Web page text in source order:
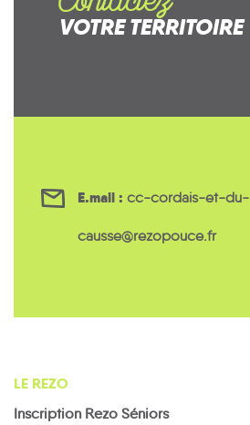
VOTRE TERRITOIRE
E.mail : cc-cordais-et-du-
causse@rezopouce.fr
LE REZO
Inscription Rezo Séniors